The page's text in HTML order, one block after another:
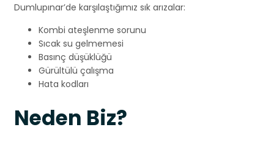
Dumlupınar’de karşılaştığımız sık arızalar:
Kombi ateşlenme sorunu
Sıcak su gelmemesi
Basınç düşüklüğü
Gürültülü çalışma
Hata kodları
Neden Biz?